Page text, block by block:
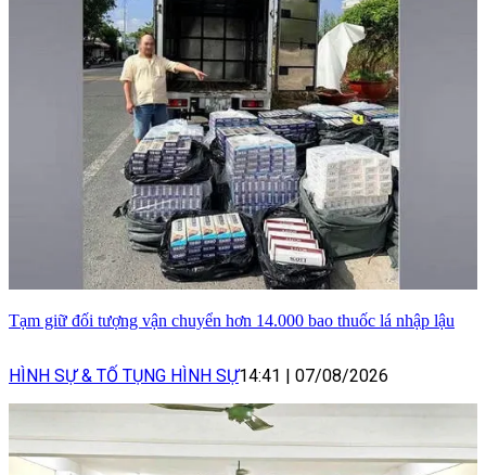
Tạm giữ đối tượng vận chuyển hơn 14.000 bao thuốc lá nhập lậu
HÌNH SỰ & TỐ TỤNG HÌNH SỰ14:41 07/08/2026